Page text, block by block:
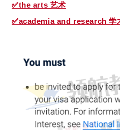
✅the arts 艺术
✅academia and research 学